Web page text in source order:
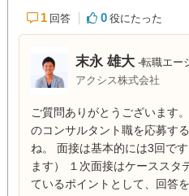
1 回答 0 役にたった
末永 雄大 -転職エー
アクシス株式会社
ご質問ありがとうございます
のコンサルタント職を応募す
ね。 面接は基本的には3回で
ます） １次面接はケーススタ
ているポイントとして、回答